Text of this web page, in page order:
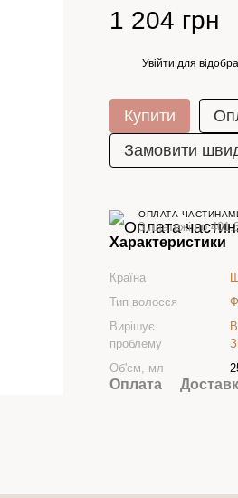
1 204 грн
Увійти для
Купити
Замовити
ОПЛАТА
3 платежі по
Характеристики
Країна
Тип волосся
Вирішує
проблему
Об'єм, мл
Оплата